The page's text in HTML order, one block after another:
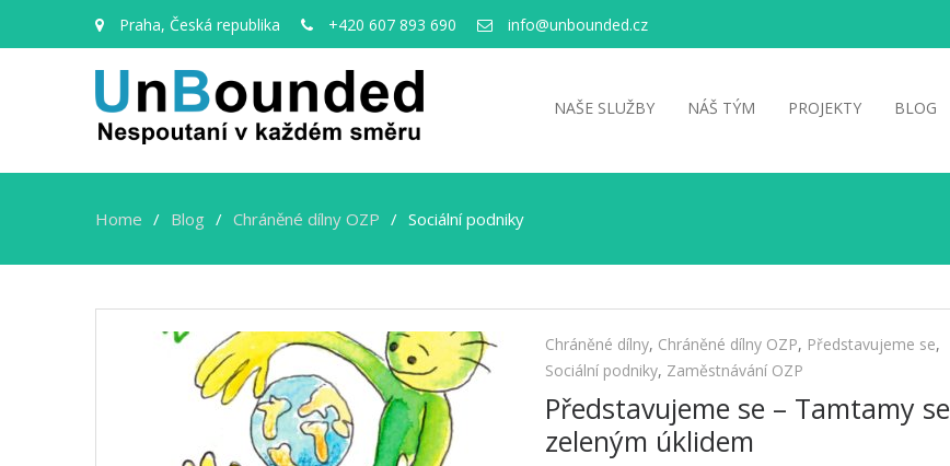
Praha, Česká republika +420 607 893 690 info@unbounded.cz
NAŠE SLUŽBY NÁŠ TÝM PROJEKTY BLOG
Home Blog Chráněné dílny OZP Sociální podniky
Sociální
podniky Chráněné dílny, Chráněné dílny OZP, Představujeme se,
Sociální podniky, Zaměstnávání OZP
Představujeme se – Tamtamy se
zeleným úklidem